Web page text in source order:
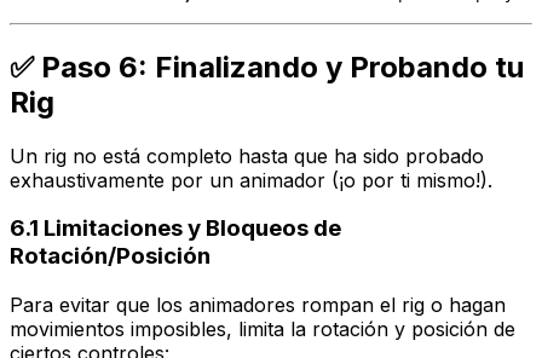
✅ Paso 6: Finalizando y Probando tu
Rig
Un rig no está completo hasta que ha sido probado
exhaustivamente por un animador (¡o por ti mismo!).
6.1 Limitaciones y Bloqueos de
Rotación/Posición
Para evitar que los animadores rompan el rig o hagan
movimientos imposibles, limita la rotación y posición de